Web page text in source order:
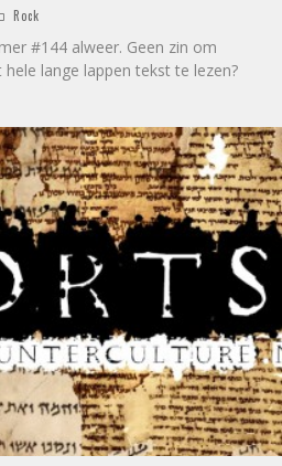
Rock
#144 alweer. Geen zin om
lange lappen tekst te lezen?